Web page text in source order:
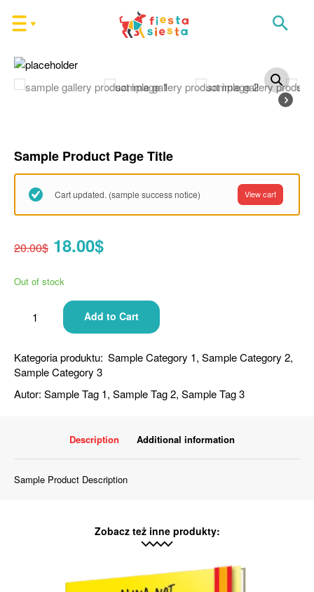
Sample Product Page Title
View cart
Cart updated. (sample success notice)
20.00$ 18.00$
Out of stock
Add to Cart
Kategoria produktu: Sample Category 1, Sample Category 2,
Sample Category 3
Autor: Sample Tag 1, Sample Tag 2, Sample Tag 3
Description Additional information
Sample Product Description
Zobacz też inne produkty: